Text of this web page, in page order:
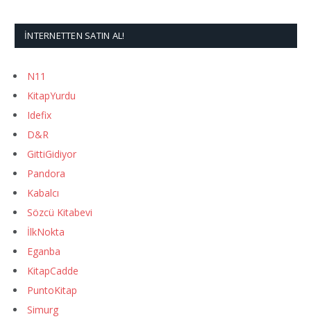
İNTERNETTEN SATIN AL!
N11
KitapYurdu
Idefix
D&R
GittiGidiyor
Pandora
Kabalcı
Sözcü Kitabevi
İlkNokta
Eganba
KitapCadde
PuntoKitap
Simurg